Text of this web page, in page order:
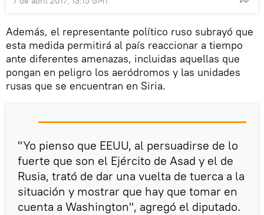
Además, el representante político ruso subrayó que
esta medida permitirá al país reaccionar a tiempo
ante diferentes amenazas, incluidas aquellas que
pongan en peligro los aeródromos y las unidades
rusas que se encuentran en Siria.
"Yo pienso que EEUU, al persuadirse de lo
fuerte que son el Ejército de Asad y el de
Rusia, trató de dar una vuelta de tuerca a la
situación y mostrar que hay que tomar en
cuenta a Washington", agregó el diputado.